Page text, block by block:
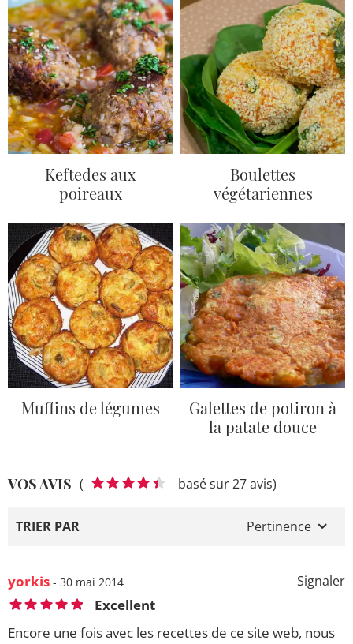
Keftedes aux
poireaux
Boulettes
végétariennes
Muffins de légumes
Galettes de potiron à
la patate douce
VOS AVIS ( basé sur 27 avis)
TRIER PAR Pertinence
Signaler
yorkis - 30 mai 2014
Excellent
Encore une fois avec les recettes de ce site web, nous